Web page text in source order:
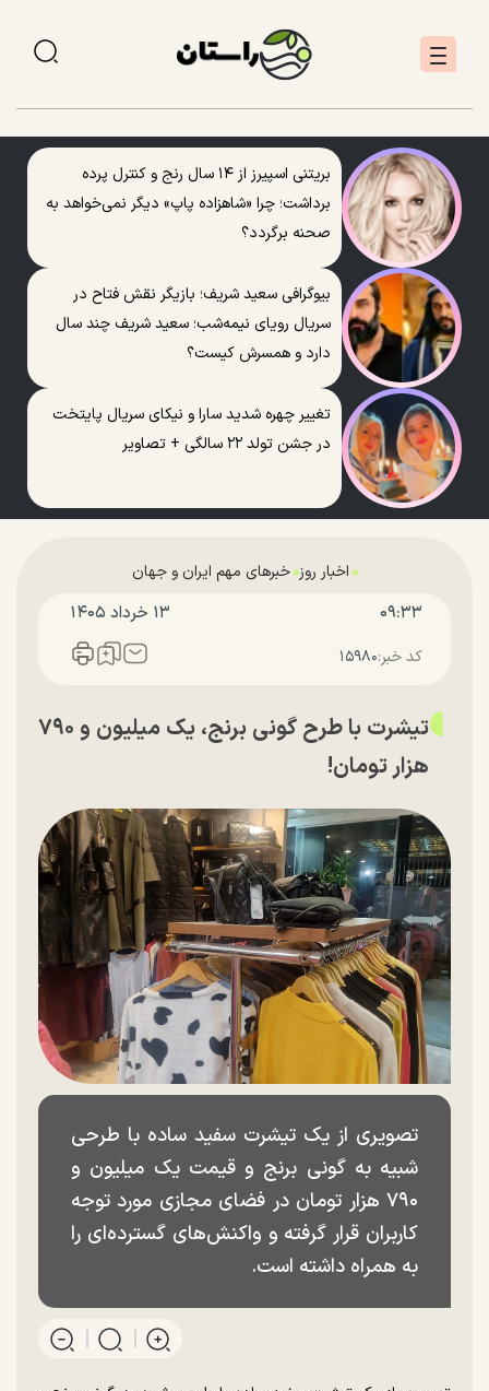
بریتنی اسپیرز از ۱۴ سال رنج و کنترل پرده
برداشت؛ چرا «شاهزاده پاپ» دیگر نمی‌خواهد به
صحنه برگردد؟
بیوگرافی سعید شریف؛ بازیگر نقش فتاح در
سریال رویای نیمه‌شب؛ سعید شریف چند سال
دارد و همسرش کیست؟
تغییر چهره شدید سارا و نیکای سریال پایتخت
در جشن تولد ۲۲ سالگی + تصاویر
اخبار روز خبرهای مهم ایران و جهان
۰۹:۳۳ ۱۳ خرداد ۱۴۰۵
کد خبر:۱۵۹۸۰
تیشرت با طرح گونی برنج، یک میلیون و ۷۹۰
هزار تومان!
تصویری از یک تیشرت سفید ساده با طرحی
شبیه به گونی برنج و قیمت یک میلیون و
۷۹۰ هزار تومان در فضای مجازی مورد توجه
کاربران قرار گرفته و واکنش‌های گسترده‌ای را
به همراه داشته است.